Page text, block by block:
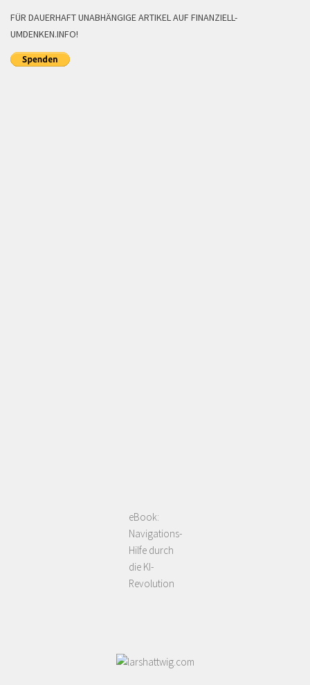
FÜR DAUERHAFT UNABHÄNGIGE ARTIKEL AUF FINANZIELL-
UMDENKEN.INFO!
eBook:
Navigations-
Hilfe durch
die KI-
Revolution